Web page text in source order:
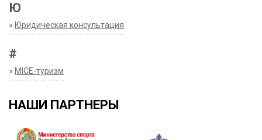
Ю
» Юридическая консультация
#
» MICE-туризм
НАШИ ПАРТНЕРЫ